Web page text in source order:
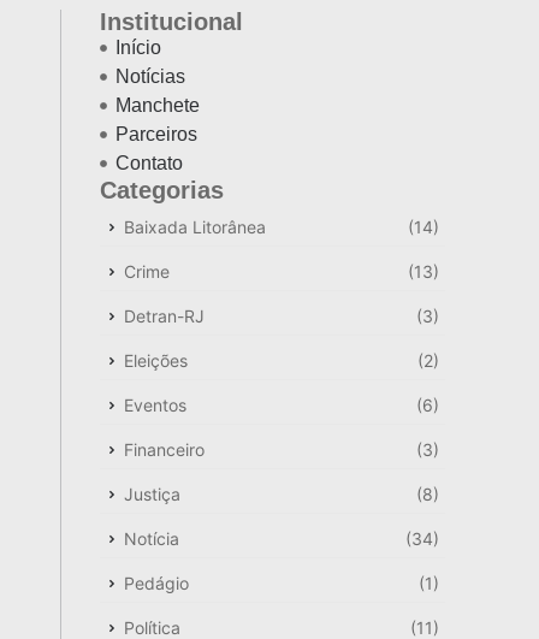
Institucional
Início
Notícias
Manchete
Parceiros
Contato
Categorias
Baixada Litorânea (14)
Crime (13)
Detran-RJ (3)
Eleições (2)
Eventos (6)
Financeiro (3)
Justiça (8)
Notícia (34)
Pedágio (1)
Política (11)